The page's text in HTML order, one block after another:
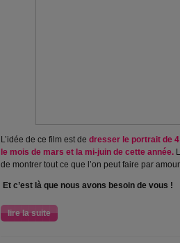
L’idée de ce film est de dresser le portrait de
le mois de mars et la mi-juin de cette année.
de montrer tout ce que l’on peut faire par
Et c’est là que nous avons besoin de vous !
lire la suite